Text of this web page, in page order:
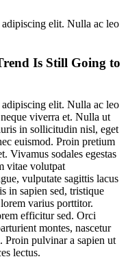
elit. Nulla ac leo
Is Still Going to
elit. Nulla ac leo
viverra et. Nulla ut
in sollicitudin nisl, eget
euismod. Proin pretium
Vivamus sodales egestas
vitae volutpat
vulputate sagittis lacus
in sapien sed, tristique
varius porttitor.
efficitur sed. Orci
montes, nascetur
Proin pulvinar a sapien ut
lectus.